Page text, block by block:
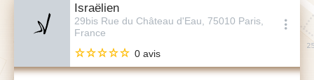
Israëlien
29bis Rue du Château d'Eau, 75010 Paris,
France
0 avis